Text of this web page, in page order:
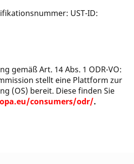
UST-ID:
gemäß Art. 14 Abs. 1 ODR-VO:
stellt eine Plattform zur
(OS) bereit. Diese finden Sie
consumers/odr/.